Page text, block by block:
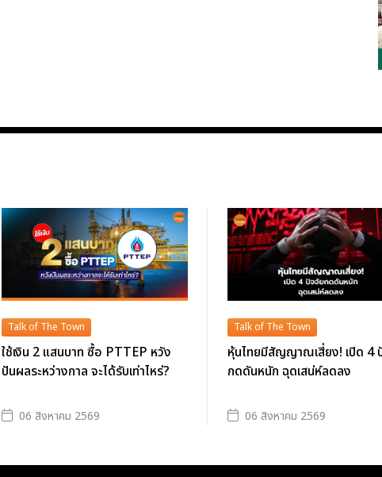
Talk of The Town
ใช้เงิน 2 แสนบาท ซื้อ PTTEP หวัง
ปันผลระหว่างกาล จะได้รับเท่าไหร่?
06 สิงหาคม 2569
Talk of The Town
หุ้นไทยมีสัญญาณเสี่ยง! เปิด 4
กดดันหนัก ฉุดเสน่ห์ลดลง
06 สิงหาคม 2569